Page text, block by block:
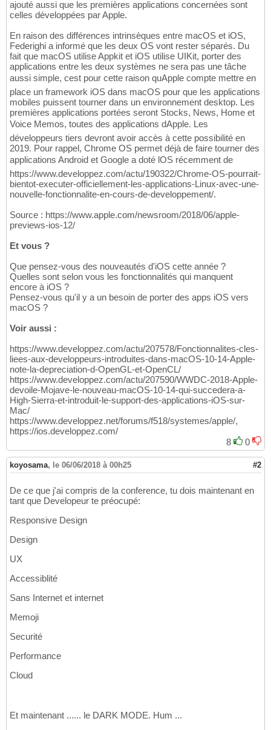
ajouté aussi que les premières applications concernées sont
celles développées par Apple.
En raison des différences intrinsèques entre macOS et iOS,
Federighi a informé que les deux OS vont rester séparés. Du
fait que macOS utilise Appkit et iOS utilise UIKit, porter des
applications entre les deux systèmes ne sera pas une tâche
aussi simple, cest pour cette raison quApple compte mettre en
place un framework iOS dans macOS pour que les applications
mobiles puissent tourner dans un environnement desktop. Les
premières applications portées seront Stocks, News, Home et
Voice Memos, toutes des applications dApple. Les
développeurs tiers devront avoir accès à cette possibilité en
2019. Pour rappel, Chrome OS permet déjà de faire tourner des
applications Android et Google a doté lOS récemment de
https://www.developpez.com/actu/190322/Chrome-OS-pourrait-
bientot-executer-officiellement-les-applications-Linux-avec-une-
nouvelle-fonctionnalite-en-cours-de-developpement/.
Source : https://www.apple.com/newsroom/2018/06/apple-
previews-ios-12/
Et vous ?
Que pensez-vous des nouveautés d'iOS cette année ?
Quelles sont selon vous les fonctionnalités qui manquent
encore à iOS ?
Pensez-vous qu'il y a un besoin de porter des apps iOS vers
macOS ?
Voir aussi :
https://www.developpez.com/actu/207578/Fonctionnalites-cles-
liees-aux-developpeurs-introduites-dans-macOS-10-14-Apple-
note-la-depreciation-d-OpenGL-et-OpenCL/
https://www.developpez.com/actu/207590/WWDC-2018-Apple-
devoile-Mojave-le-nouveau-macOS-10-14-qui-succedera-a-
High-Sierra-et-introduit-le-support-des-applications-iOS-sur-
Mac/
https://www.developpez.net/forums/f518/systemes/apple/,
https://ios.developpez.com/
8
0
koyosama, le 06/06/2018 à 00h25 #2
De ce que j'ai compris de la conference, tu dois maintenant en
tant que Developeur te préocupé:
Responsive Design
Design
UX
Accessiblité
Sans Internet et internet
Memoji
Securité
Performance
Cloud
Et maintenant ...... le DARK MODE. Hum ...